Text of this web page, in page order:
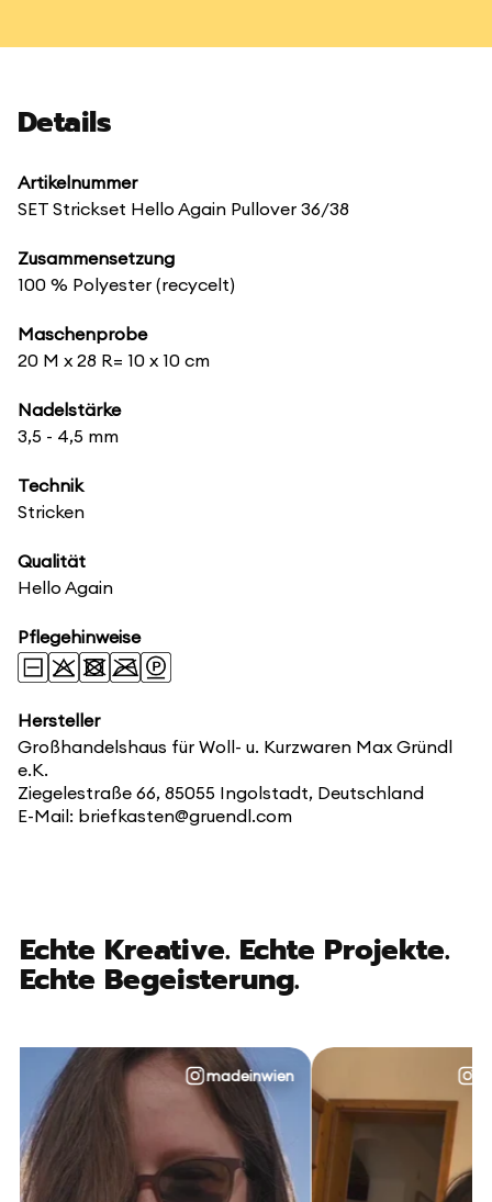
Details
Artikelnummer
SET Strickset Hello Again Pullover 36/38
Zusammensetzung
100 % Polyester (recycelt)
Maschenprobe
20 M x 28 R= 10 x 10 cm
Nadelstärke
3,5 - 4,5 mm
Technik
Stricken
Qualität
Hello Again
Pflegehinweise
Hersteller
Großhandelshaus für Woll- u. Kurzwaren Max Gründl
e.K.
Ziegelestraße 66, 85055 Ingolstadt, Deutschland
E-Mail: briefkasten@gruendl.com
Echte Kreative. Echte Projekte.
Echte Begeisterung.
madeinwien